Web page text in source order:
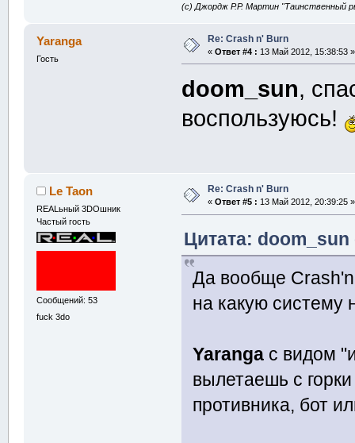
(с) Джордж Р.Р. Мартин "Таинственный
Yaranga
Гость
Re: Crash n' Burn
« Ответ #4 : 13 Май 2012, 15:38:53 »
doom_sun,
воспользуюсь!
Le Taon
REALьный 3DOшник
Частый гость
Сообщений: 53
fuck 3do
Re: Crash n' Burn
« Ответ #5 : 13 Май 2012, 20:39:25 »
Цитата:
Да вообще
на какую систему
Yaranga с видом
вылетаешь с
противника, бот